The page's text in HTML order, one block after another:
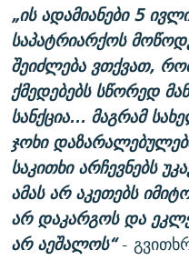
„ის ადამიანები 5
საპატრიარქოს
შეიძლება ვთქვათ,
ქმედებებს სწორედ
სანქცია... მაგრამ
ჯოხი
საკითხი არჩევნებს
ამას არ აკეთებს
არ დაკარგოს და
არ აეშალოს“-